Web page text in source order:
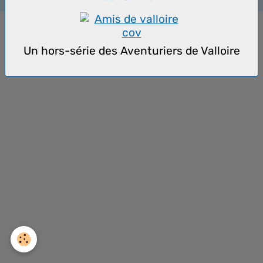
Un hors-série des Aventuriers de Valloire